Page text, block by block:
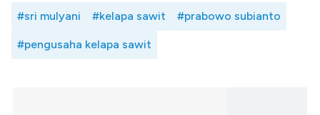
#sri mulyani #kelapa sawit #prabowo subianto
#pengusaha kelapa sawit